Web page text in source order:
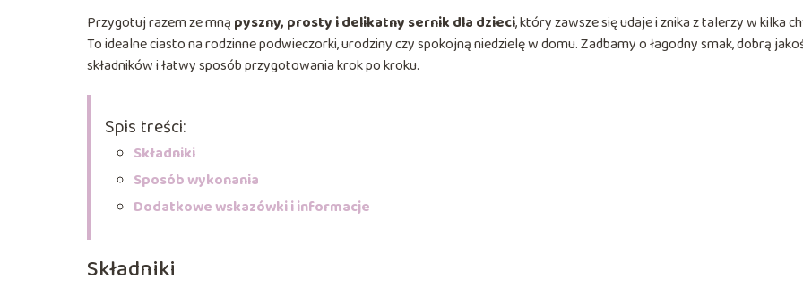
Przygotuj razem ze mną pyszny, prosty i delikatny sernik dla dzieci, który zawsze się udaje i znika z talerzy w kilka
To idealne ciasto na rodzinne podwieczorki, urodziny czy spokojną niedzielę w domu. Zadbamy o łagodny smak, dobrą
składników i łatwy sposób przygotowania krok po kroku.
Spis treści:
Składniki
Sposób wykonania
Dodatkowe wskazówki i informacje
Składniki